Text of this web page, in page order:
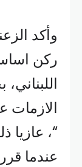
وأكد
ركن
الازمات
“، عازيا
عندما